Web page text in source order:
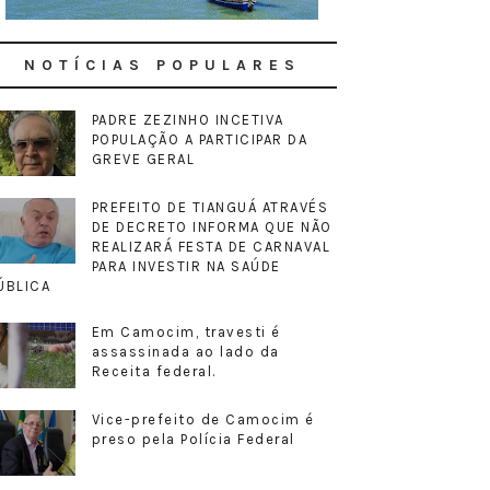
NOTÍCIAS POPULARES
PADRE ZEZINHO INCETIVA
POPULAÇÃO A PARTICIPAR DA
GREVE GERAL
PREFEITO DE TIANGUÁ ATRAVÉS
DE DECRETO INFORMA QUE NÃO
REALIZARÁ FESTA DE CARNAVAL
PARA INVESTIR NA SAÚDE
Em Camocim, travesti é
assassinada ao lado da
Receita federal.
Vice-prefeito de Camocim é
preso pela Polícia Federal